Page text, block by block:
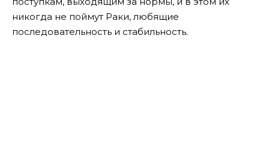
никогда не поймут Раки, любящие
последовательность и стабильность.